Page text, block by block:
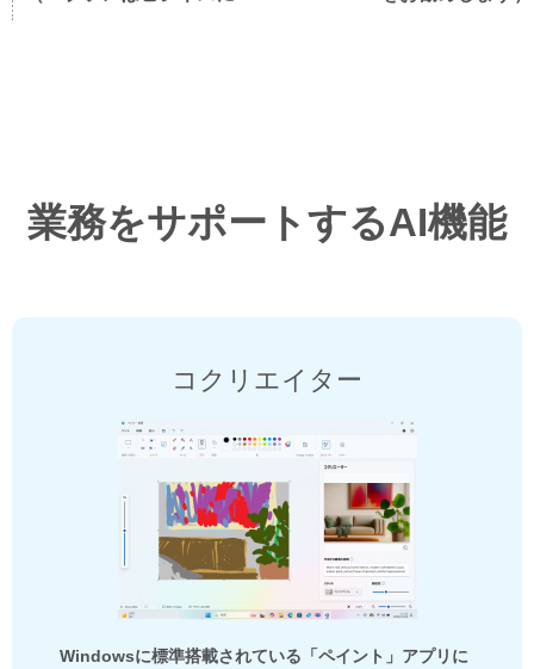
業務をサポートするAI機能
コクリエイター
Windowsに標準搭載されている「ペイント」アプリに